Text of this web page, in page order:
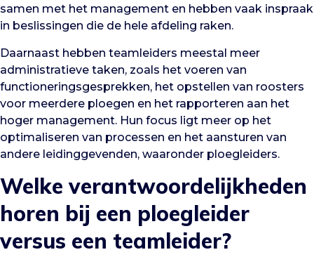
samen met het management en hebben vaak inspraak
in beslissingen die de hele afdeling raken.
Daarnaast hebben teamleiders meestal meer
administratieve taken, zoals het voeren van
functioneringsgesprekken, het opstellen van roosters
voor meerdere ploegen en het rapporteren aan het
hoger management. Hun focus ligt meer op het
optimaliseren van processen en het aansturen van
andere leidinggevenden, waaronder ploegleiders.
Welke verantwoordelijkheden
horen bij een ploegleider
versus een teamleider?